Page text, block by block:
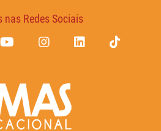
nas Redes Sociais